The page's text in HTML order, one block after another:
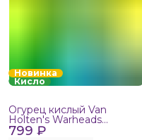
Новинка
Кисло
799 ₽
Огурец кислый Van
Holten's Warheads
Extreme Sour, 140г